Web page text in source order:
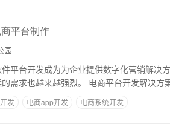
平台制作
园
平台开发成为为企业提供数字化营销解决
台中，电商系统开发解决方案的需求也越
发 电商app开发 电商系统开发